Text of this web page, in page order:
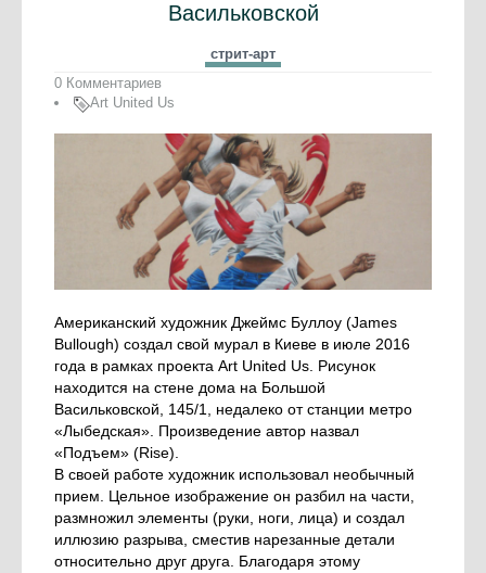
Васильковской
стрит-арт
0 Комментариев
Art United Us
Американский художник Джеймс Буллоу (James
Bullough) создал свой мурал в Киеве в июле 2016
года в рамках проекта Art United Us. Рисунок
находится на стене дома на Большой
Васильковской, 145/1, недалеко от станции метро
«Лыбедская». Произведение автор назвал
«Подъем» (Rise).
В своей работе художник использовал необычный
прием. Цельное изображение он разбил на части,
размножил элементы (руки, ноги, лица) и создал
иллюзию разрыва, сместив нарезанные детали
относительно друг друга. Благодаря этому